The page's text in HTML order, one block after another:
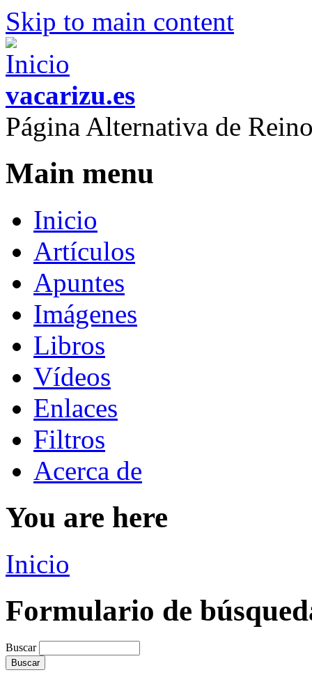
Skip to main content
vacarizu.es
Página Alternativa de
Main menu
Inicio
Artículos
Apuntes
Imágenes
Libros
Vídeos
Enlaces
Filtros
Acerca de
You are here
Inicio
Formulario de
Buscar